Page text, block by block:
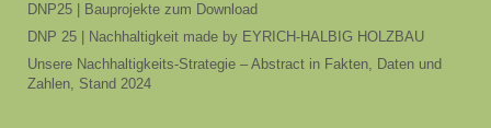
DNP25 | Bauprojekte zum Download
DNP 25 | Nachhaltigkeit made by EYRICH-HALBIG HOLZBAU
Unsere Nachhaltigkeits-Strategie – Abstract in Fakten, Daten und
Zahlen, Stand 2024